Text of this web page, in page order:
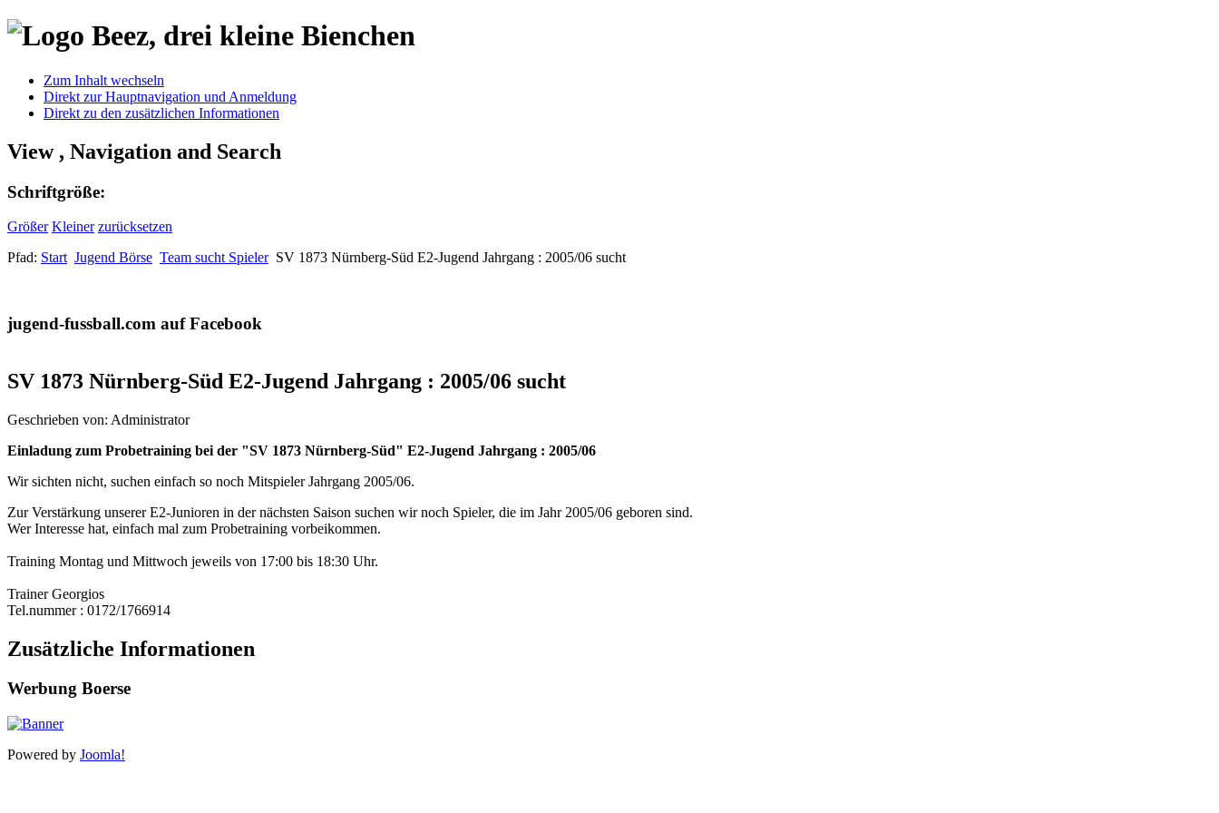
Zum Inhalt wechseln
Direkt zur Hauptnavigation und Anmeldung
Direkt zu den zusätzlichen Informationen
View , Navigation and Search
Schriftgröße:
Größer Kleiner zurücksetzen
Pfad: Start Jugend Börse Team sucht Spieler SV 1873 Nürnberg-Süd E2-Jugend Jahrgang : 2005/06 sucht
jugend-fussball.com auf Facebook
SV 1873 Nürnberg-Süd E2-Jugend Jahrgang : 2005/06 sucht
Geschrieben von: Administrator
Einladung zum Probetraining bei der "SV 1873 Nürnberg-Süd" E2-Jugend Jahrgang : 2005/06
Wir sichten nicht, suchen einfach so noch Mitspieler Jahrgang 2005/06.
Zur Verstärkung unserer E2-Junioren in der nächsten Saison suchen wir noch Spieler, die im Jahr 2005/06 geboren sind.
Wer Interesse hat, einfach mal zum Probetraining vorbeikommen.
Training Montag und Mittwoch jeweils von 17:00 bis 18:30 Uhr.
Trainer Georgios
Tel.nummer : 0172/1766914
Zusätzliche Informationen
Werbung Boerse
Powered by Joomla!